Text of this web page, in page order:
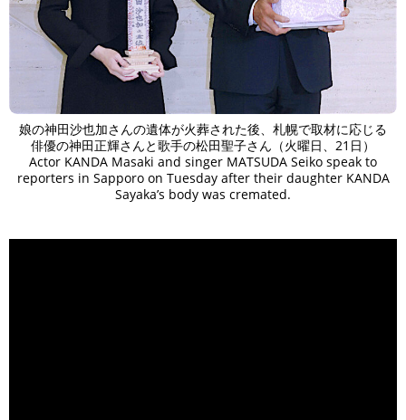
娘の神田沙也加さんの遺体が火葬された後、札幌で取材に応じる
俳優の神田正輝さんと歌手の松田聖子さん（火曜日、21日）
Actor KANDA Masaki and singer MATSUDA Seiko speak to
reporters in Sapporo on Tuesday after their daughter KANDA
Sayaka’s body was cremated.